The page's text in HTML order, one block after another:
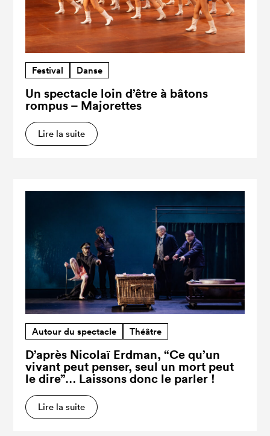
Festival Danse
Un spectacle loin d’être à bâtons
rompus – Majorettes
Lire la suite
Autour du spectacle Théâtre
D’après Nicolaï Erdman, “Ce qu’un
vivant peut penser, seul un mort peut
le dire”… Laissons donc le parler !
Lire la suite